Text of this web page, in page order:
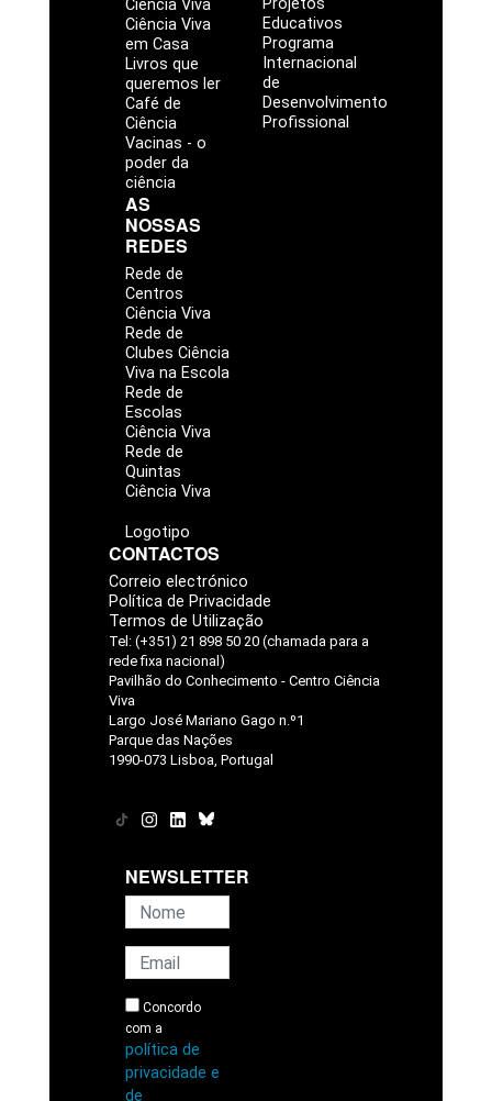
Ciência Viva
Ciência Viva
em Casa
Livros que
queremos ler
Café de
Ciência
Vacinas - o
poder da
ciência
Projetos
Educativos
Programa
Internacional
de
Desenvolvimento
Profissional
AS
NOSSAS
REDES
Rede de
Centros
Ciência Viva
Rede de
Clubes Ciência
Viva na Escola
Rede de
Escolas
Ciência Viva
Rede de
Quintas
Ciência Viva
Logotipo
CONTACTOS
Correio electrónico
Política de Privacidade
Termos de Utilização
Tel: (+351) 21 898 50 20 (chamada para a
rede fixa nacional)
Pavilhão do Conhecimento - Centro Ciência
Viva
Largo José Mariano Gago n.º1
Parque das Nações
1990-073 Lisboa, Portugal
NEWSLETTER
Concordo
com a
política de
privacidade e
de